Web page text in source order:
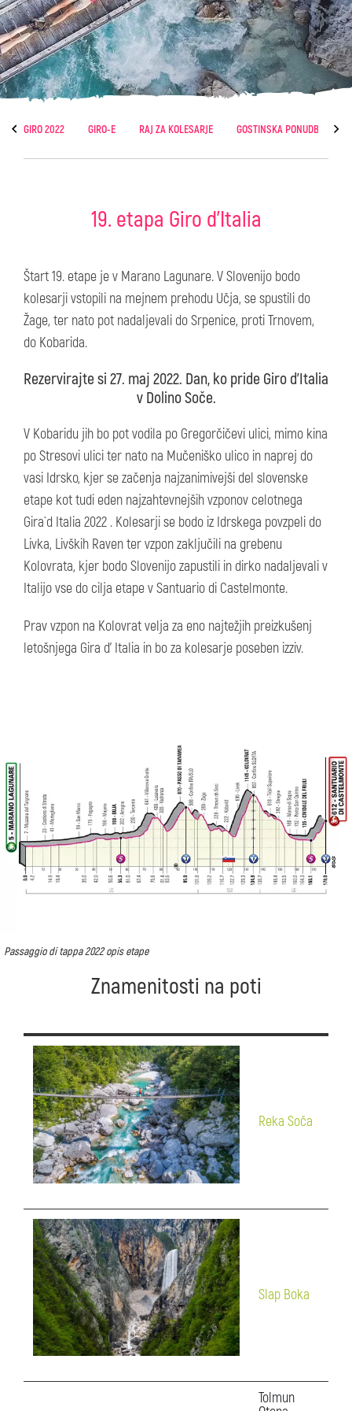
GIRO 2022 GIRO-E RAJ ZA KOLESARJE GOSTINSKA PONUDBA
19. etapa Giro d'Italia
Štart 19. etape je v Marano Lagunare. V Slovenijo bodo
kolesarji vstopili na mejnem prehodu Učja, se spustili do
Žage, ter nato pot nadaljevali do Srpenice, proti Trnovem,
do Kobarida.
Rezervirajte si 27. maj 2022. Dan, ko pride Giro d'Italia
v Dolino Soče.
V Kobaridu jih bo pot vodila po Gregorčičevi ulici, mimo kina
po Stresovi ulici ter nato na Mučeniško ulico in naprej do
vasi Idrsko, kjer se začenja najzanimivejši del slovenske
etape kot tudi eden najzahtevnejših vzponov celotnega
Gira`d Italia 2022 . Kolesarji se bodo iz Idrskega povzpeli do
Livka, Livških Raven ter vzpon zaključili na grebenu
Kolovrata, kjer bodo Slovenijo zapustili in dirko nadaljevali v
Italijo vse do cilja etape v Santuario di Castelmonte.
Prav vzpon na Kolovrat velja za eno najtežjih preizkušenj
letošnjega Gira d' Italia in bo za kolesarje poseben izziv.
Passaggio di tappa 2022 opis etape
Znamenitosti na poti
Reka Soča
Slap Boka
Tolmun